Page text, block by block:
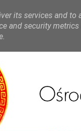
its services and to
and security